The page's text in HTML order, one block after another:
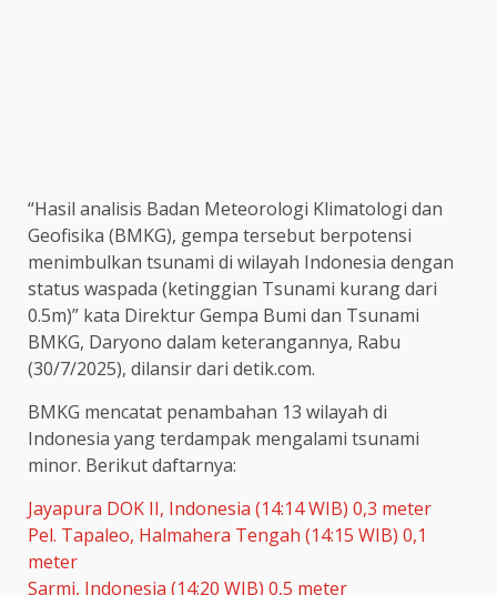
“Hasil analisis Badan Meteorologi Klimatologi dan
Geofisika (BMKG), gempa tersebut berpotensi
menimbulkan tsunami di wilayah Indonesia dengan
status waspada (ketinggian Tsunami kurang dari
0.5m)” kata Direktur Gempa Bumi dan Tsunami
BMKG, Daryono dalam keterangannya, Rabu
(30/7/2025), dilansir dari detik.com.
BMKG mencatat penambahan 13 wilayah di
Indonesia yang terdampak mengalami tsunami
minor. Berikut daftarnya:
Jayapura DOK II, Indonesia (14:14 WIB) 0,3 meter
Pel. Tapaleo, Halmahera Tengah (14:15 WIB) 0,1
meter
Sarmi, Indonesia (14:20 WIB) 0,5 meter